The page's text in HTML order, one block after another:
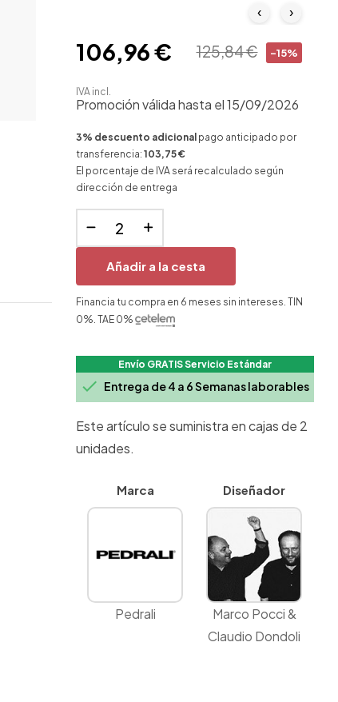
‹ ›
-15%
125,84 €
106,96 €
IVA incl.
Promoción válida hasta el 15/09/2026
3% descuento adicional pago anticipado por
transferencia: 103,75 €
El porcentaje de IVA será recalculado según
dirección de entrega
Añadir a la cesta
Financia tu compra en 6 meses sin intereses. TIN
0%. TAE 0%
Envío GRATIS Servicio Estándar
 Entrega de 4 a 6 Semanas laborables
Este artículo se suministra en cajas de 2
unidades.
Marca
Pedrali
Diseñador
Marco Pocci &
Claudio Dondoli